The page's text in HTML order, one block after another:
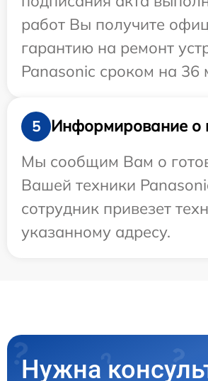
работ Вы получите
гарантию на ремонт
Panasonic сроком на 36
5
Информирование о
Мы сообщим Вам о
Вашей техники
сотрудник привезет
указанному адресу.
Нужна